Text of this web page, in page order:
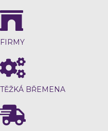
FIRMY
TĚŽKÁ BŘEMENA